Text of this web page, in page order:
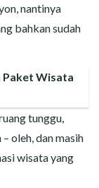
nantinya
bahkan sudah
Paket Wisata
tunggu,
oleh, dan masih
wisata yang